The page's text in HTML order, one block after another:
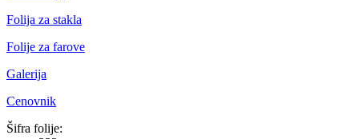
Folija za stakla
Folije za farove
Galerija
Cenovnik
Šifra folije: